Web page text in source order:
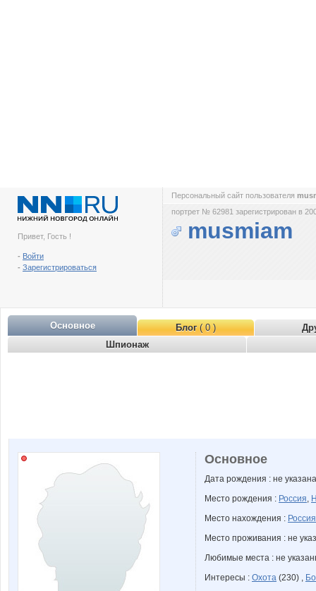
Привет, Гость !
- Войти
- Зарегистрироваться
Персональный сайт пользователя
портрет № 62981 зарегистрирован в
musmiam
Основное Блог( 0 )
Шпионаж
Основное
Дата рождения : не указана
Место рождения : Россия,
Место нахождения : Россия
Место проживания : не
Любимые места : не
Интересы : Охота (230) ,